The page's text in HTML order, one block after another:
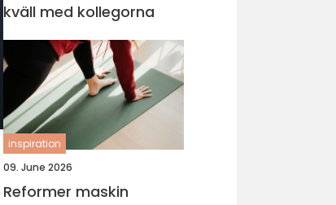
kväll med kollegorna
inspiration
09. June 2026
Reformer maskin